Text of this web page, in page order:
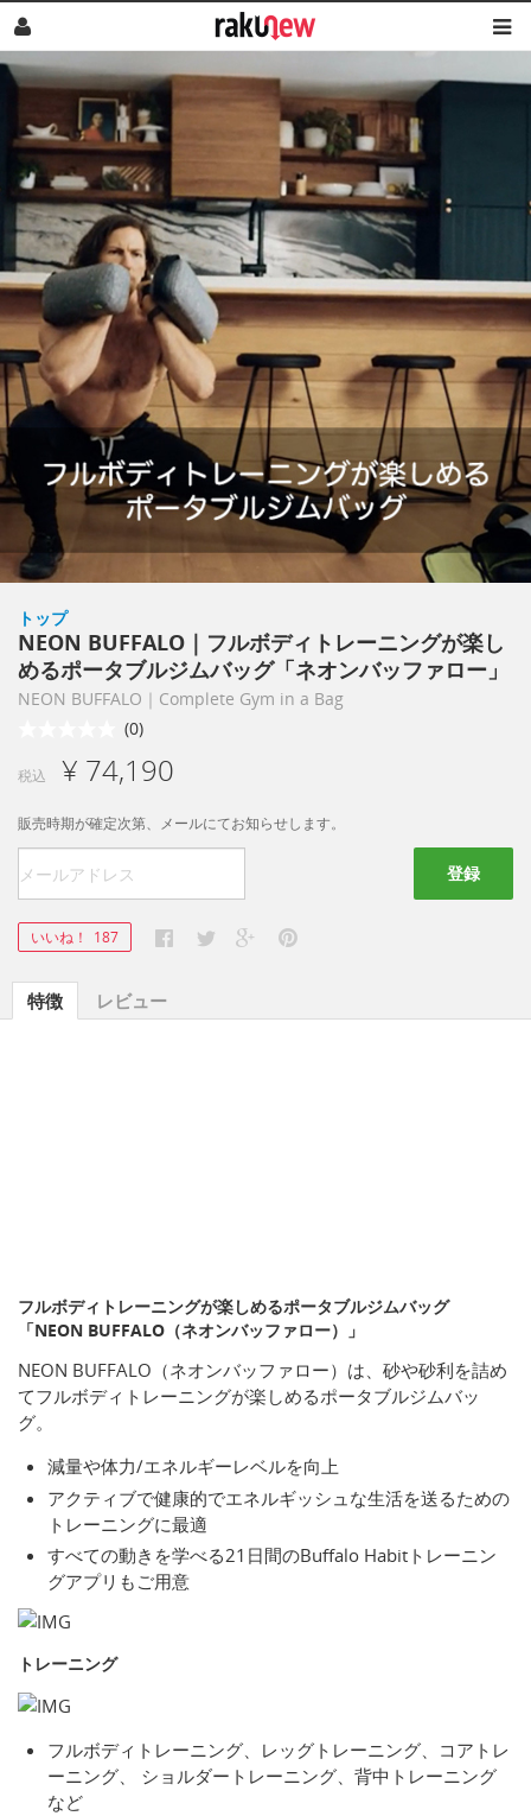
トップ
NEON BUFFALO｜フルボディトレーニングが楽し
めるポータブルジムバッグ「ネオンバッファロー」
NEON BUFFALO｜Complete Gym in a Bag
(0)
税込 ¥ 74,190
販売時期が確定次第、メールにてお知らせします。
登録
いいね！ 187
特徴 レビュー
フルボディトレーニングが楽しめるポータブルジムバッグ
「NEON BUFFALO（ネオンバッファロー）」
NEON BUFFALO（ネオンバッファロー）は、砂や砂利を詰め
てフルボディトレーニングが楽しめるポータブルジムバッ
グ。
減量や体力/エネルギーレベルを向上
アクティブで健康的でエネルギッシュな生活を送るための
トレーニングに最適
すべての動きを学べる21日間のBuffalo Habitトレーニン
グアプリもご用意
トレーニング
フルボディトレーニング、レッグトレーニング、コアトレ
ーニング、 ショルダートレーニング、背中トレーニング
など